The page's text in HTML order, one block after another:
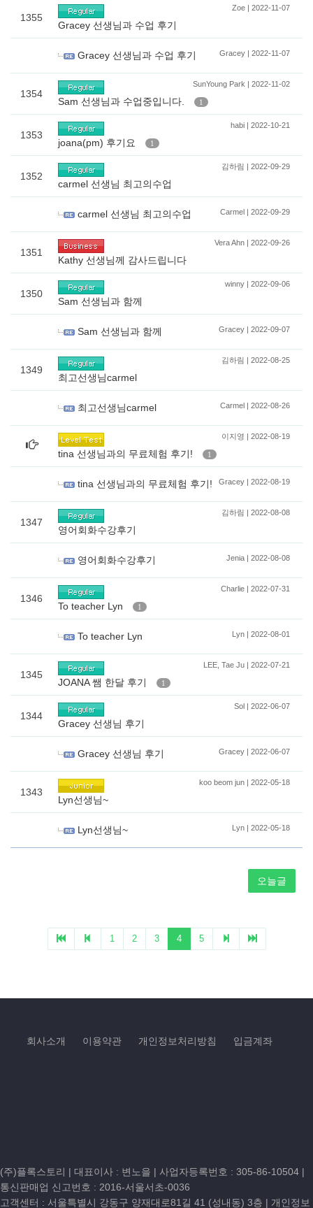
회사소개 이용약관 개인정보처리방침 입금계좌
(주)플록스토리 | 대표이사 : 변노을 | 사업자등록번호 : 305-86-10504 |
통신판매업 신고번호 : 2016-서울서초-0036
고객센터 : 서울특별시 강동구 양재대로81길 41 (성내동) 3층 | 개인정보